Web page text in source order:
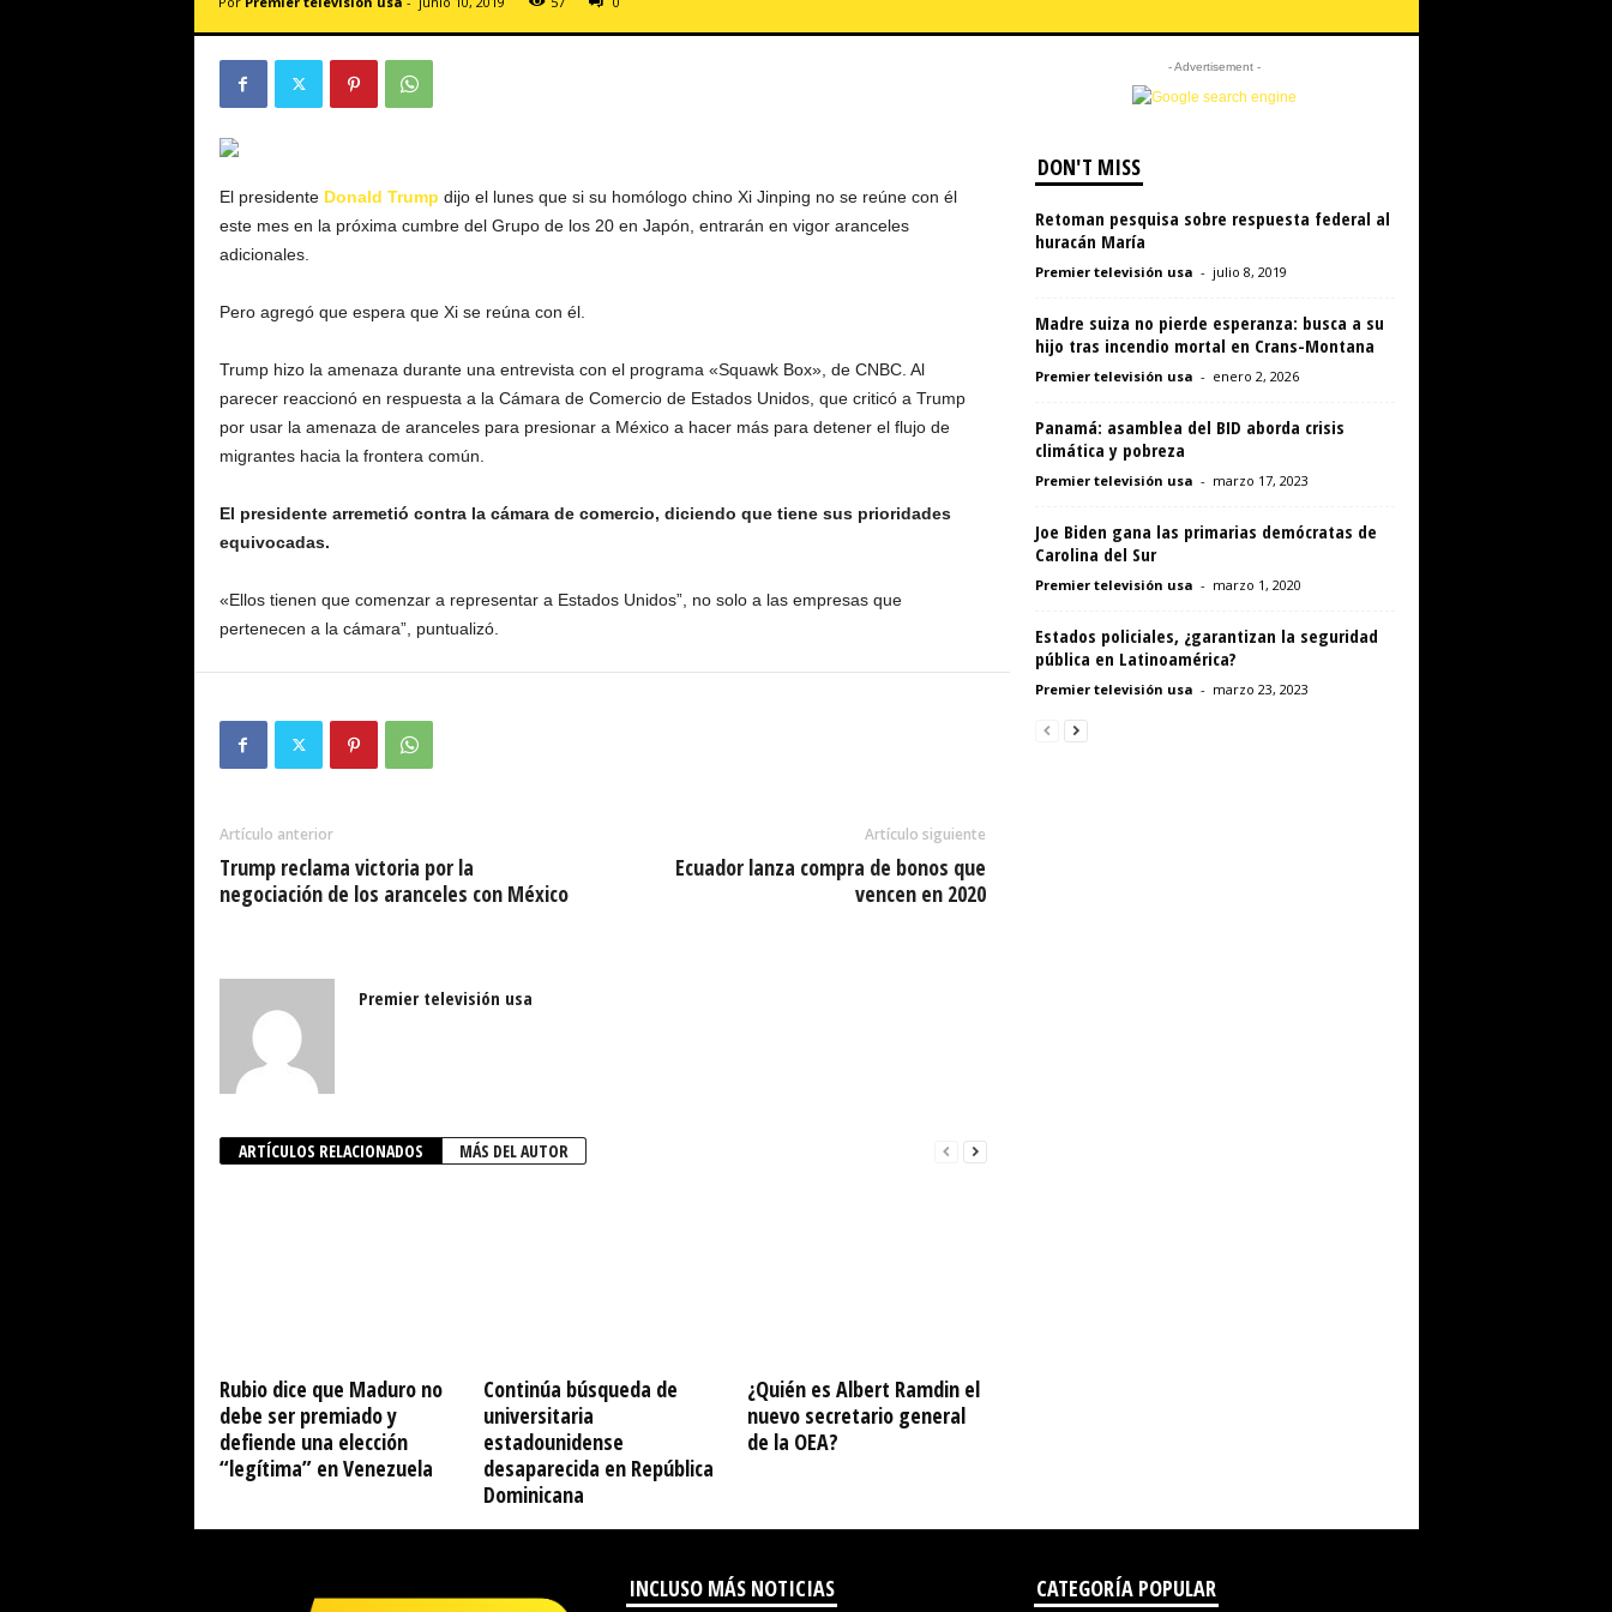
El presidente Donald Trump dijo el lunes que si su homólogo chino Xi Jinping no se reúne con él
este mes en la próxima cumbre del Grupo de los 20 en Japón, entrarán en vigor aranceles
adicionales.
Pero agregó que espera que Xi se reúna con él.
Trump hizo la amenaza durante una entrevista con el programa «Squawk Box», de CNBC. Al
parecer reaccionó en respuesta a la Cámara de Comercio de Estados Unidos, que criticó a Trump
por usar la amenaza de aranceles para presionar a México a hacer más para detener el flujo de
migrantes hacia la frontera común.
El presidente arremetió contra la cámara de comercio, diciendo que tiene sus prioridades
equivocadas.
«Ellos tienen que comenzar a representar a Estados Unidos”, no solo a las empresas que
pertenecen a la cámara”, puntualizó.
Artículo anterior
Trump reclama victoria por la
negociación de los aranceles con México
Artículo siguiente
Ecuador lanza compra de bonos que
vencen en 2020
Premier televisión usa
ARTÍCULOS RELACIONADOS MÁS DEL AUTOR
Rubio dice que Maduro no
debe ser premiado y
defiende una elección
“legítima” en Venezuela
Continúa búsqueda de
universitaria
estadounidense
desaparecida en República
Dominicana
¿Quién es Albert Ramdin el
nuevo secretario general
de la OEA?
- Advertisement -
DON'T MISS
Retoman pesquisa sobre respuesta federal al
huracán María
Premier televisión usa - julio 8, 2019
Madre suiza no pierde esperanza: busca a su
hijo tras incendio mortal en Crans-Montana
Premier televisión usa - enero 2, 2026
Panamá: asamblea del BID aborda crisis
climática y pobreza
Premier televisión usa - marzo 17, 2023
Joe Biden gana las primarias demócratas de
Carolina del Sur
Premier televisión usa - marzo 1, 2020
Estados policiales, ¿garantizan la seguridad
pública en Latinoamérica?
Premier televisión usa - marzo 23, 2023
INCLUSO MÁS NOTICIAS CATEGORÍA POPULAR